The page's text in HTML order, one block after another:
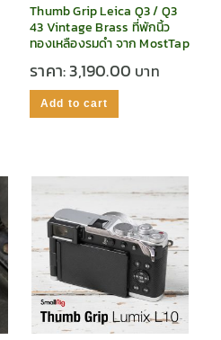
Thumb Grip Leica Q3 / Q3
43 Vintage Brass ที่พักนิ้ว
ทองเหลืองรมดำ จาก MostTap
ราคา:3,190.00
Add to cart